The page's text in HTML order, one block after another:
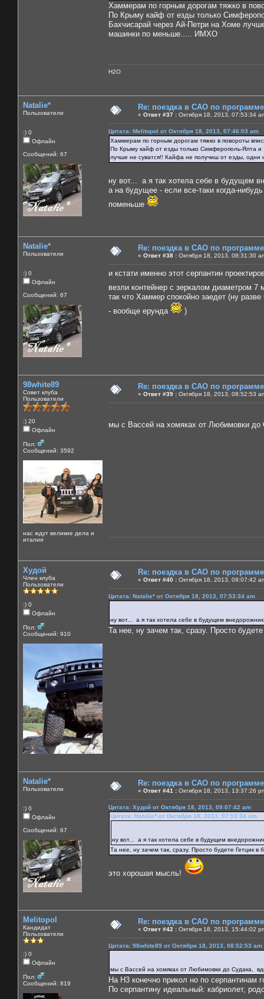
Хаммерам по горным дорогам тяжко в
По Крыму кайф от езды только
Бахчисарай через Ай-Петри на Хоме
машинки по меньше..... ИМХО
H2O
Natalie*
Пользователи
:) 0
Офлайн
Сообщений: 67
Re: поездка в САО по
« Ответ #37 : Октября 18, 2013, 07:53:34
Цитата: Melitopol от Октября 18, 2013, 07:46:03 am
Хаммерам по горным дорогам тяжко в повороты
По Крыму кайф от езды только Симферополь-Ялта и
лучше не суватся!! Кайфа не получиш от езды,
ну вот... а я так хотела себе в будущем
а на будущее - если все-таки когда-
поменьше
Natalie*
Пользователи
:) 0
Офлайн
Сообщений: 67
Re: поездка в САО по
« Ответ #38 : Октября 18, 2013, 08:31:30
и кстати именно этот серпантин
везли контейнер с зеркалом диаметром 7
так что Хаммер спокойно заедет (ну
- вообще ерунда
)
98white89
Совет клуба
Пользователи
:) 20
Офлайн
Пол:
Сообщений: 3592
нас ждут великие дела и
италия
Re: поездка в САО по
« Ответ #39 : Октября 18, 2013, 08:52:53
мы с Вассей на хомяках от Любимовки
Худой
Член клуба
Пользователи
:) 0
Офлайн
Пол:
Сообщений: 910
Re: поездка в САО по
« Ответ #40 : Октября 18, 2013, 09:07:42
Цитата: Natalie* от Октября 18, 2013, 07:53:34 am
ну вот... а я так хотела себе в будущем
Та нее, ну зачем так, сразу. Просто
Natalie*
Пользователи
:) 0
Офлайн
Сообщений: 67
Re: поездка в САО по
« Ответ #41 : Октября 18, 2013, 13:37:26
Цитата: Худой от Октября 18, 2013, 09:07:42 am
Цитата: Natalie* от Октября 18, 2013, 07:53:34 am
ну вот... а я так хотела себе в будущем
Та нее, ну зачем так, сразу. Просто будете Гетцик
это хорошая мысль!
Melitopol
Кандидат
Пользователи
:) 0
Офлайн
Пол:
Сообщений: 819
Re: поездка в САО по
« Ответ #42 : Октября 18, 2013, 15:44:02
Цитата: 98white89 от Октября 18, 2013, 08:52:53 am
мы с Вассей на хомяках от Любимовки до Судака,
На H3 конечно прикол но по
По серпантину идеальный: кабриолет,